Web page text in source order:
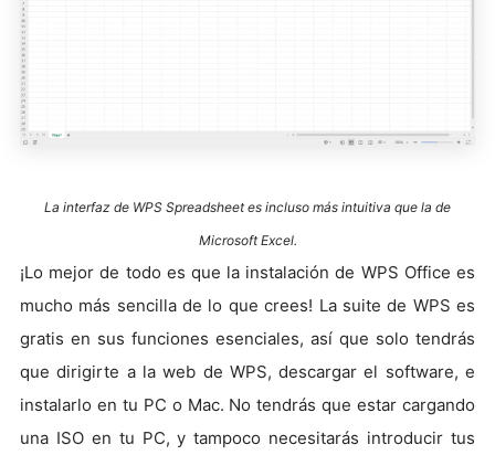
La interfaz de WPS Spreadsheet es incluso más intuitiva que la de
Microsoft Excel.
¡Lo mejor de todo es que la instalación de WPS Office es
mucho más sencilla de lo que crees! La suite de WPS es
gratis en sus funciones esenciales, así que solo tendrás
que dirigirte a la web de WPS, descargar el software, e
instalarlo en tu PC o Mac. No tendrás que estar cargando
una ISO en tu PC, y tampoco necesitarás introducir tus